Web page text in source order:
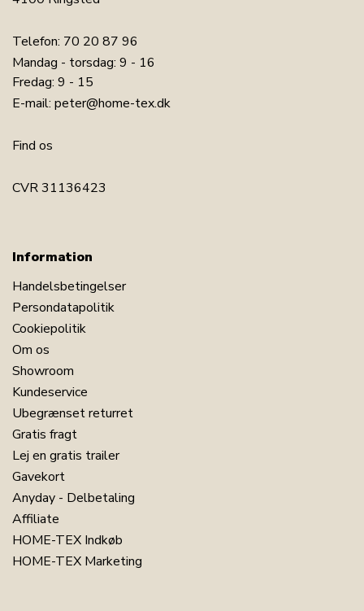
Telefon: 70 20 87 96
Mandag - torsdag: 9 - 16
Fredag: 9 - 15
E-mail: peter@home-tex.dk
Find os
CVR 31136423
Information
Handelsbetingelser
Persondatapolitik
Cookiepolitik
Om os
Showroom
Kundeservice
Ubegrænset returret
Gratis fragt
Lej en gratis trailer
Gavekort
Anyday - Delbetaling
Affiliate
HOME-TEX Indkøb
HOME-TEX Marketing